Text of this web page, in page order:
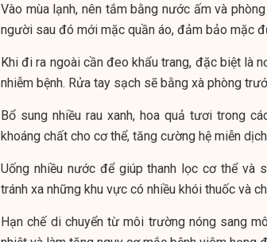
Vào mùa lạnh, nên tắm bằng nước ấm và
người sau đó mới mặc quần áo, đảm bảo mặc
Khi đi ra ngoài cần đeo khẩu trang, đặc biệt là
nhiễm bệnh. Rửa tay sạch sẽ bằng xà phòng
Bổ sung nhiều rau xanh, hoa quả tươi trong
khoáng chất cho cơ thể, tăng cường hệ miễn
Uống nhiều nước để giúp thanh lọc cơ thể và
tránh xa những khu vực có nhiều khói thuốc và
Hạn chế di chuyển từ môi trường nóng sang